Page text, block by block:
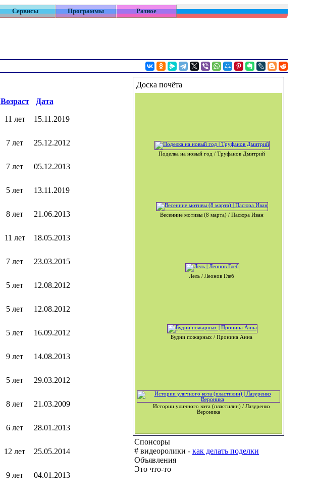
Сервисы Программы Разное
Возраст Дата
11 лет 15.11.2019
7 лет 25.12.2012
7 лет 05.12.2013
5 лет 13.11.2019
8 лет 21.06.2013
11 лет 18.05.2013
7 лет 23.03.2015
5 лет 12.08.2012
5 лет 12.08.2012
5 лет 16.09.2012
9 лет 14.08.2013
5 лет 29.03.2012
8 лет 21.03.2009
6 лет 28.01.2013
12 лет 25.05.2014
9 лет 04.01.2013
Доска почёта
Поделка на новый год / Труфанов Дмитрий
Весенние мотивы (8 марта) / Пасюра Иван
Лель / Леонов Глеб
Будни пожарных / Пронина Анна
Истории уличного кота (пластилин) / Лазуренко
Вероника
Спонсоры
# видеоролики - как делать поделки
Объявления
Это что-то